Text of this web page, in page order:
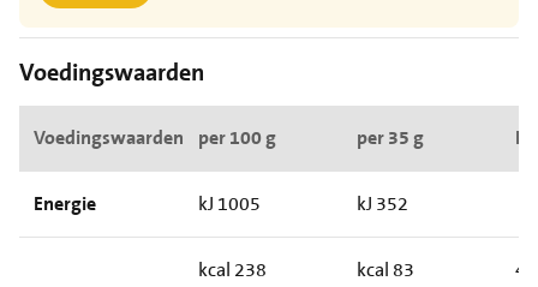
Voedingswaarden
Voedingswaarden per 100 g per 35 g RI*
Energie kJ 1005 kJ 352
kcal 238 kcal 83